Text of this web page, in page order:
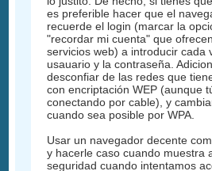
es preferible hacer que el
recuerde el login (marcar la
"recordar mi cuenta" que
servicios web) a introducir cada
usauario y la contraseña.
desconfiar de las redes que
con encriptación WEP (aunque
conectando por cable), y
cuando sea posible por WPA.
Usar un navegador decente
y hacerle caso cuando muestra
seguridad cuando intentamos